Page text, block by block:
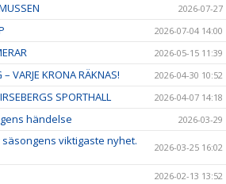
2026-07-27
2026-07-04 14:00
2026-05-15 11:39
VARJE KRONA RÄKNAS! 2026-04-30 10:52
SPORTHALL 2026-04-07 14:18
händelse 2026-03-29
säsongens viktigaste nyhet.
2026-03-25 16:02
2026-02-13 13:52